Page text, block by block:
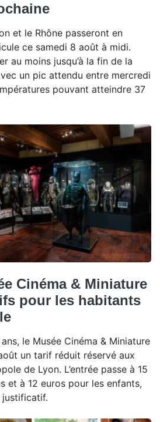
et le Rhône passeront en
ce samedi 8 août à midi.
au moins jusqu’à la fin de la
un pic attendu entre mercredi
pouvant atteindre 37
Cinéma & Miniature
pour les habitants
le Musée Cinéma & Miniature
un tarif réduit réservé aux
de Lyon. L’entrée passe à 15
et à 12 euros pour les enfants,
justificatif.